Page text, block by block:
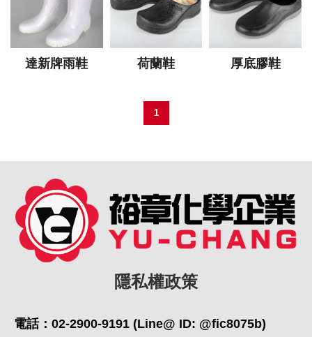
達新牌雨鞋 荷蘭鞋 厚底膠鞋
1
隱私權政策
電話：02-2900-9191 (Line@ ID: @fic8075b)